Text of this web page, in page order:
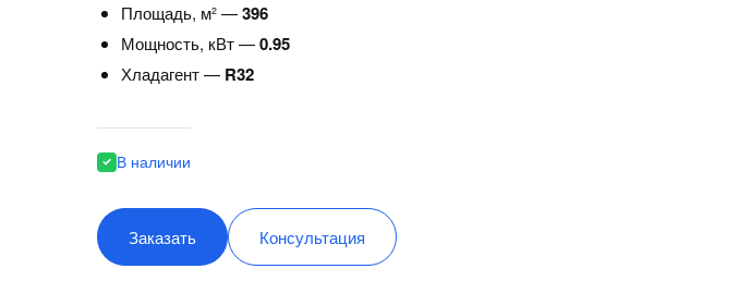
Площадь, м² —396
Мощность, кВт —0.95
Хладагент — R32
В наличии
Заказать Консультация